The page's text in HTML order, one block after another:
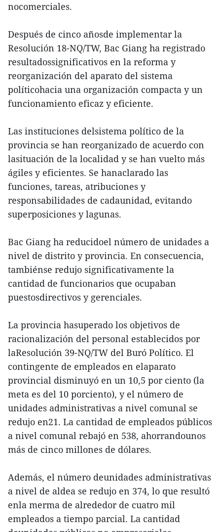
nocomerciales.
Después de cinco añosde implementar la
Resolución 18-NQ/TW, Bac Giang ha registrado
resultadossignificativos en la reforma y
reorganización del aparato del sistema
políticohacia una organización compacta y un
funcionamiento eficaz y eficiente.
Las instituciones delsistema político de la
provincia se han reorganizado de acuerdo con
lasituación de la localidad y se han vuelto más
ágiles y eficientes. Se hanaclarado las
funciones, tareas, atribuciones y
responsabilidades de cadaunidad, evitando
superposiciones y lagunas.
Bac Giang ha reducidoel número de unidades a
nivel de distrito y provincia. En consecuencia,
tambiénse redujo significativamente la
cantidad de funcionarios que ocupaban
puestosdirectivos y gerenciales.
La provincia hasuperado los objetivos de
racionalización del personal establecidos por
laResolución 39-NQ/TW del Buró Político. El
contingente de empleados en elaparato
provincial disminuyó en un 10,5 por ciento (la
meta es del 10 porciento), y el número de
unidades administrativas a nivel comunal se
redujo en21. La cantidad de empleados públicos
a nivel comunal rebajó en 538, ahorrandounos
más de cinco millones de dólares.
Además, el número deunidades administrativas
a nivel de aldea se redujo en 374, lo que resultó
enla merma de alrededor de cuatro mil
empleados a tiempo parcial. La cantidad